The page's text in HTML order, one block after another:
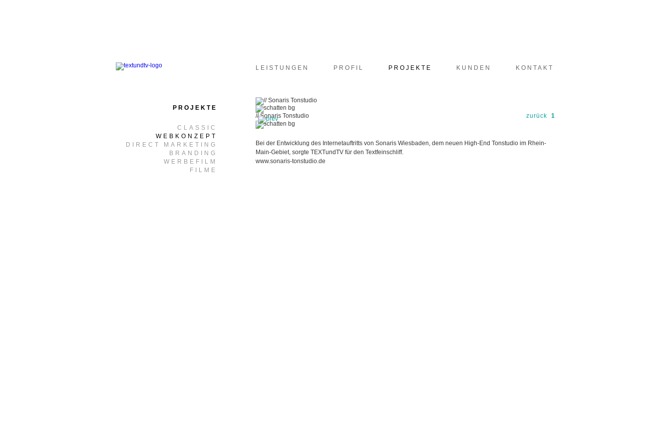
LEISTUNGEN PROFIL PROJEKTE KUNDEN KONTAKT
PROJEKTE
CLASSIC
WEBKONZEPT
DIRECT MARKETING
BRANDING
WERBEFILM
FILME
// Sonaris Tonstudio zurück 1
Bei der Entwicklung des Internetauftritts von Sonaris Wiesbaden, dem neuen High-End Tonstudio im Rhein-
Main-Gebiet, sorgte TEXTundTV für den Textfeinschliff.
www.sonaris-tonstudio.de